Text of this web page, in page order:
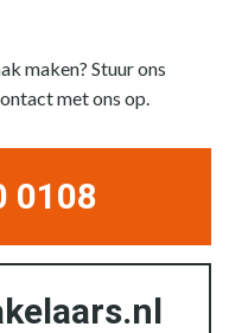
maken? Stuur ons
met ons op.
0108